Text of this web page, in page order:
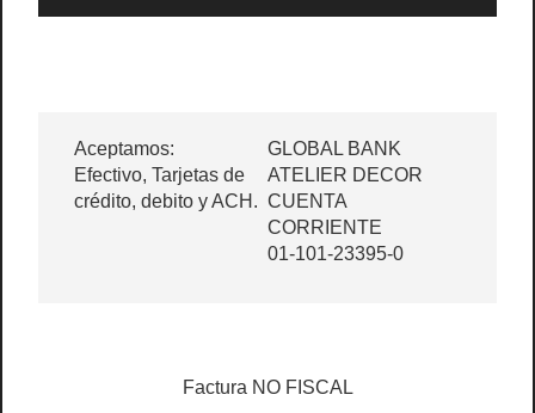
Aceptamos:
Efectivo, Tarjetas de
crédito, debito y ACH.
GLOBAL BANK
ATELIER DECOR
CUENTA
CORRIENTE
01-101-23395-0
Factura NO FISCAL